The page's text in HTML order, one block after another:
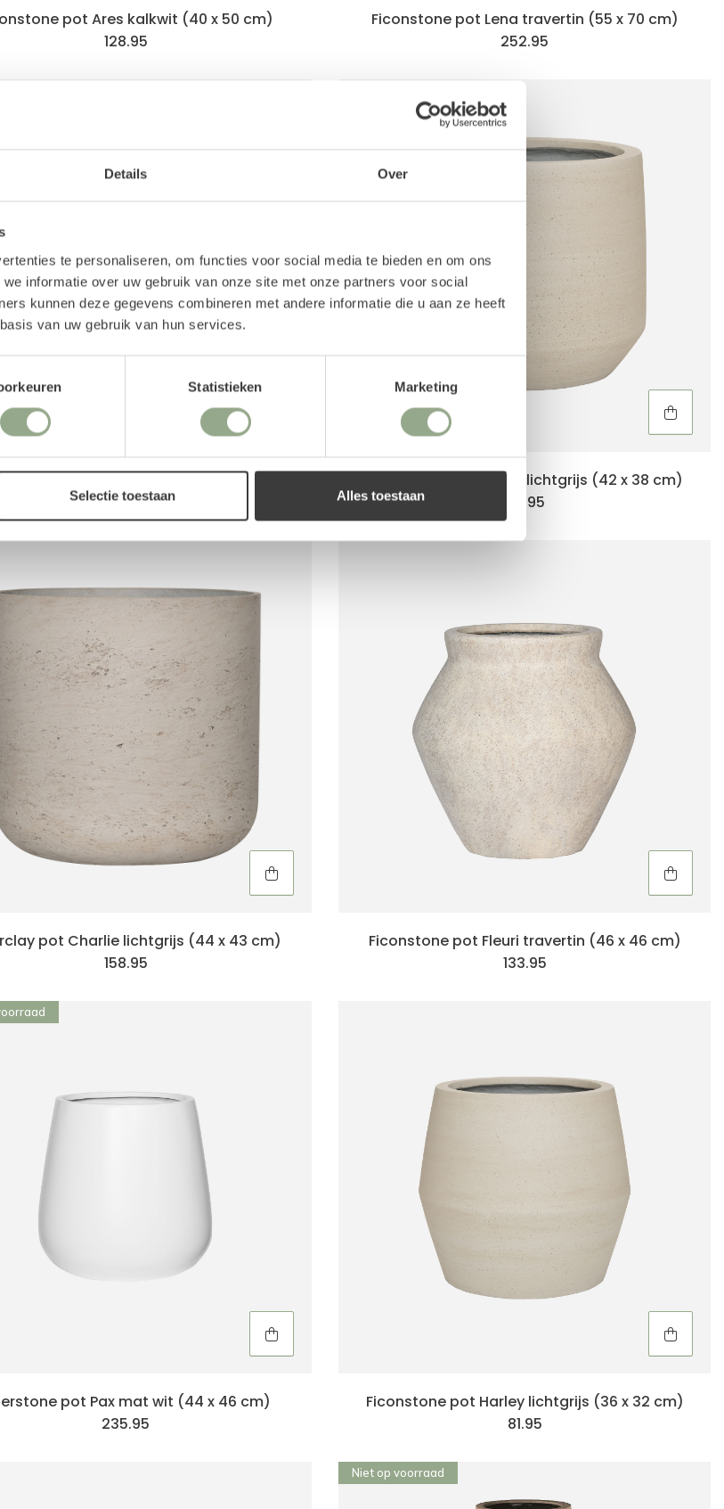
Details Over
te personaliseren, om functies voor social media te bieden en om ons
informatie over uw gebruik van onze site met onze partners voor social
kunnen deze gegevens combineren met andere informatie die u aan ze heeft
van uw gebruik van hun services.
Statistieken Marketing
Selectie toestaan Alles toestaan
pot Ares kalkwit (40 x 50 cm)
128.95
Ficonstone pot Lena travertin (55 x 70 cm)
252.95
pot Harith lichtgrijs (53,5 x 48 cm)
192.95
Ficonstone pot Harith lichtgrijs (42 x 38 cm)
114.95
pot Charlie lichtgrijs (44 x 43 cm)
158.95
Ficonstone pot Fleuri travertin (46 x 46 cm)
133.95
pot Pax mat wit (44 x 46 cm)
235.95
Ficonstone pot Harley lichtgrijs (36 x 32 cm)
81.95
Niet op voorraad